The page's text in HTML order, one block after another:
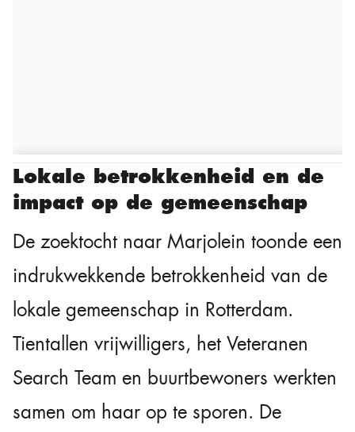
Lokale betrokkenheid en de
impact op de gemeenschap
De zoektocht naar Marjolein toonde een
indrukwekkende betrokkenheid van de
lokale gemeenschap in Rotterdam.
Tientallen vrijwilligers, het Veteranen
Search Team en buurtbewoners werkten
samen om haar op te sporen. De